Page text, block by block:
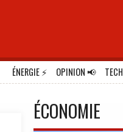
ÉNERGIE⚡ OPINION📢 TECH
ÉCONOMIE